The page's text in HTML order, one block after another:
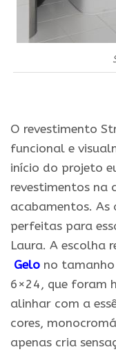
O revestimento
funcional e
início do projeto
revestimentos na
acabamentos. As
perfeitas para
Laura. A escolha
Gelo no
6×24, que foram
alinhar com a
cores,
apenas cria